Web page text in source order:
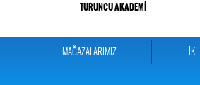
TURUNCU AKADEMİ
MAĞAZALARIMIZ İK